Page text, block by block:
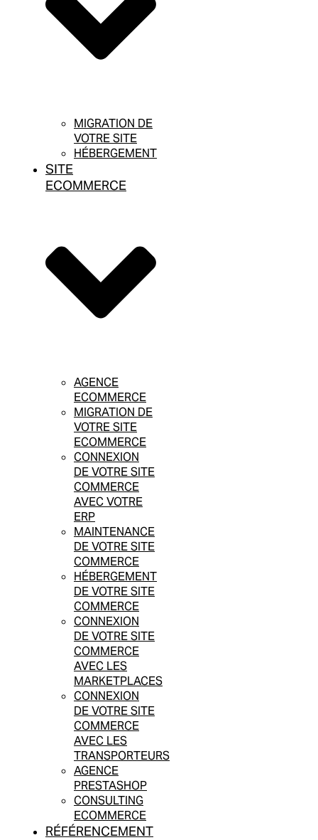
MIGRATION DE
VOTRE SITE
HÉBERGEMENT
SITE
ECOMMERCE
AGENCE
ECOMMERCE
MIGRATION DE
VOTRE SITE
ECOMMERCE
CONNEXION
DE VOTRE SITE
COMMERCE
AVEC VOTRE
ERP
MAINTENANCE
DE VOTRE SITE
COMMERCE
HÉBERGEMENT
DE VOTRE SITE
COMMERCE
CONNEXION
DE VOTRE SITE
COMMERCE
AVEC LES
MARKETPLACES
CONNEXION
DE VOTRE SITE
COMMERCE
AVEC LES
TRANSPORTEURS
AGENCE
PRESTASHOP
CONSULTING
ECOMMERCE
RÉFÉRENCEMENT